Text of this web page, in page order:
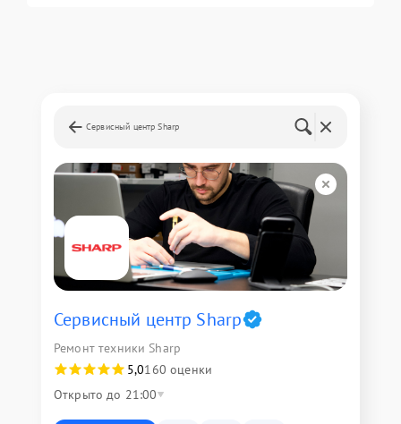
Сервисный центр Sharp
Сервисный центр Sharp
Ремонт техники Sharp
5,0160 оценки
Открыто до 21:00